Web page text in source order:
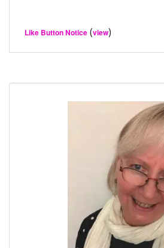
Like Button Notice (view)